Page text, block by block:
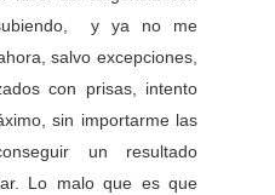
y ya no me
salvo excepciones,
con prisas, intento
sin importarme las
un resultado
Lo malo que es que